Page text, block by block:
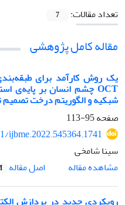
تعداد مقالات:
7
مقاله کامل پژوهشی
شبکیه و الگوریتم درخت تصمیم
صفحه95-113
سینا شامخی
مشاهده مقاله
اصل مقاله